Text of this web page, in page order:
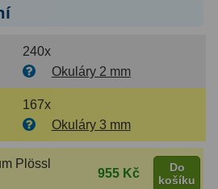
240x
Okuláry 2 mm
167x
Okuláry 3 mm
Plössl
955 Kč
Do
košíku